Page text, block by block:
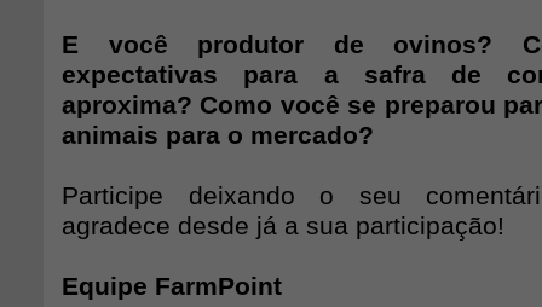
E você produtor de ovinos?
expectativas para a safra de
aproxima? Como você se preparou
animais para o mercado?
Participe deixando o seu
agradece desde já a sua participação!
Equipe FarmPoint